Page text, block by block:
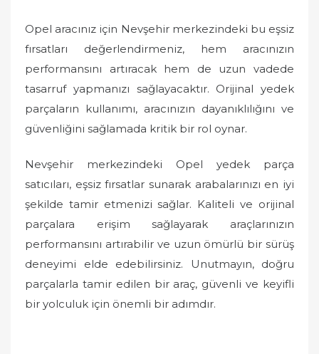
Opel aracınız için Nevşehir merkezindeki bu eşsiz
fırsatları değerlendirmeniz, hem aracınızın
performansını artıracak hem de uzun vadede
tasarruf yapmanızı sağlayacaktır. Orijinal yedek
parçaların kullanımı, aracınızın dayanıklılığını ve
güvenliğini sağlamada kritik bir rol oynar.
Nevşehir merkezindeki Opel yedek parça
satıcıları, eşsiz fırsatlar sunarak arabalarınızı en iyi
şekilde tamir etmenizi sağlar. Kaliteli ve orijinal
parçalara erişim sağlayarak araçlarınızın
performansını artırabilir ve uzun ömürlü bir sürüş
deneyimi elde edebilirsiniz. Unutmayın, doğru
parçalarla tamir edilen bir araç, güvenli ve keyifli
bir yolculuk için önemli bir adımdır.